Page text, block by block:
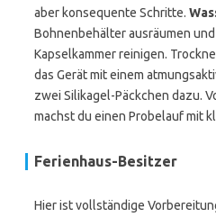
aber konsequente Schritte.
Bohnenbehälter ausräumen
Kapselkammer reinigen.
das Gerät mit einem
zwei Silikagel-Päckchen dazu.
machst du einen Probelauf mit
Ferienhaus-Besitzer
Hier ist vollständige